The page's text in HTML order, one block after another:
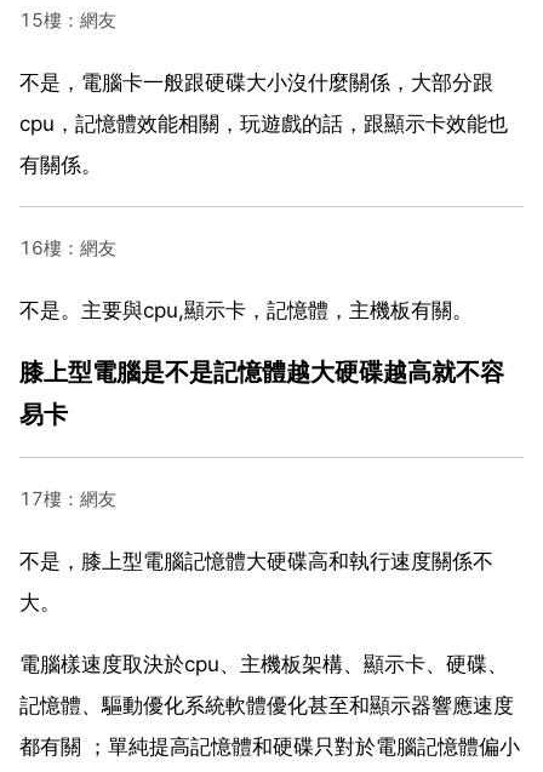
15樓：網友
不是，電腦卡一般跟硬碟大小沒什麼關係，大部分跟
cpu，記憶體效能相關，玩遊戲的話，跟顯示卡效能也
有關係。
16樓：網友
不是。主要與cpu,顯示卡，記憶體，主機板有關。
膝上型電腦是不是記憶體越大硬碟越高就不容
易卡
17樓：網友
不是，膝上型電腦記憶體大硬碟高和執行速度關係不
大。
電腦樣速度取決於cpu、主機板架構、顯示卡、硬碟、
記憶體、驅動優化系統軟體優化甚至和顯示器響應速度
都有關 ；單純提高記憶體和硬碟只對於電腦記憶體偏小